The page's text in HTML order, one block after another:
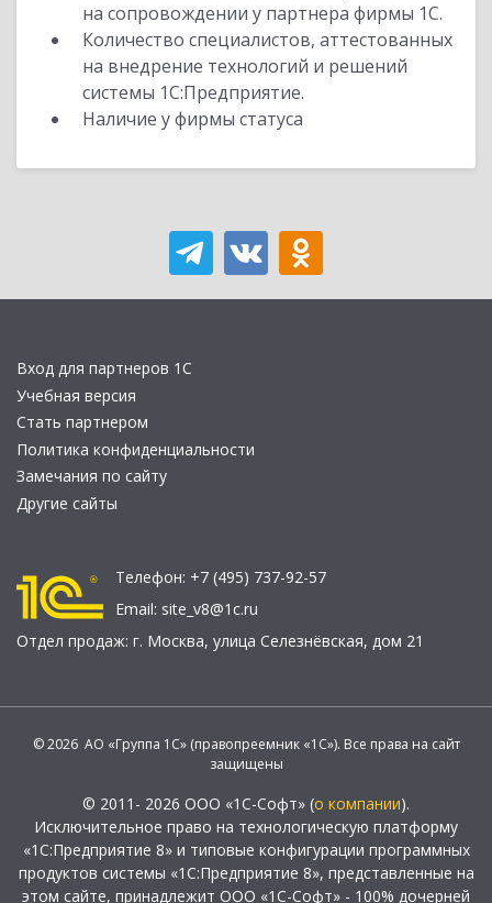
на сопровождении у партнера фирмы 1С.
Количество специалистов, аттестованных
на внедрение технологий и решений
системы 1С:Предприятие.
Наличие у фирмы статуса
Вход для партнеров 1С
Учебная версия
Стать партнером
Политика конфиденциальности
Замечания по сайту
Другие сайты
Телефон: +7 (495) 737-92-57
Email: site_v8@1c.ru
Отдел продаж: г. Москва, улица Селезнёвская, дом 21
© 2026 АО «Группа 1С» (правопреемник «1С»). Все права на сайт
защищены
© 2011- 2026 ООО «1С-Софт» (о компании).
Исключительное право на технологическую платформу
«1С:Предприятие 8» и типовые конфигурации программных
продуктов системы «1С:Предприятие 8», представленные на
этом сайте, принадлежит ООО «1С-Софт» - 100% дочерней